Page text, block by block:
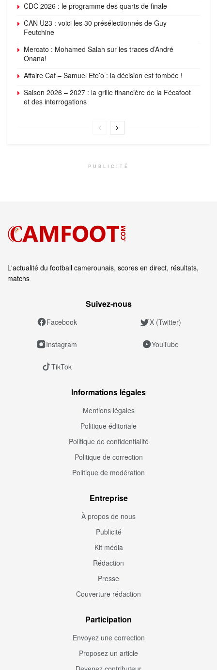
CDC 2026 : le programme des quarts de finale
CAN U23 : voici les 30 présélectionnés de Guy
Feutchine
Mercato : Mohamed Salah sur les traces d’André
Onana!
Affaire Caf – Samuel Eto’o : la décision est tombée !
Saison 2026 – 2027 : la grille financière de la Fécafoot
et des interrogations
PUBLICITÉ
L'actualité du football camerounais, scores en direct, résultats,
matchs
Suivez‑nous
Facebook X (Twitter)
Instagram YouTube
TikTok
Informations légales
Mentions légales
Politique éditoriale
Politique de confidentialité
Politique de correction
Politique de modération
Entreprise
À propos de nous
Publicité
Kit média
Rédaction
Presse
Couverture rédaction
Participation
Envoyez une correction
Proposez un article